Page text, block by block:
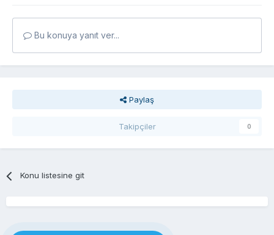
Bu konuya yanıt ver...
Paylaş
Takipçiler 0
Konu listesine git